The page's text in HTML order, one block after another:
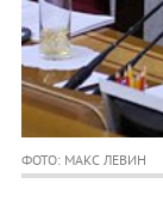
ФОТО: МАКС ЛЕВИН